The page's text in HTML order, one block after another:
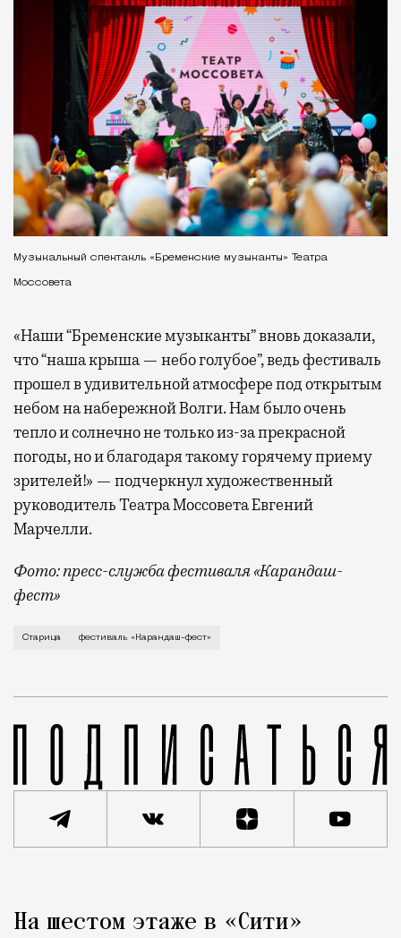
Музыкальный спектакль «Бременские музыканты» Театра
Моссовета
«Наши “Бременские музыканты” вновь доказали,
что “наша крыша — небо голубое”, ведь фестиваль
прошел в удивительной атмосфере под открытым
небом на набережной Волги. Нам было очень
тепло и солнечно не только из-за прекрасной
погоды, но и благодаря такому горячему приему
зрителей!» — подчеркнул художественный
руководитель Театра Моссовета Евгений
Марчелли.
Фото: пресс-служба фестиваля «Карандаш-
фест»
В минувший уикенд маленькая Старица в
Старица фестиваль «Карандаш-фест»
Город
На шестом этаже в «Сити»